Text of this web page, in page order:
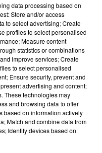
sur des
Ouest
Manon
cambriolé et
data processing based on
Store and/or access
to select advertising; Create
profiles to select personalised
Measure content
statistics or combinations
improve services; Create
to select personalised
Ensure security, prevent and
advertising and content;
These technologies may
and browsing data to offer
based on information actively
Match and combine data from
Identify devices based on